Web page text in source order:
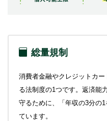
総量規制
消費者金融やクレジットカ
る法制度の1つです。返済能
守るために、「年収の3分の
ています。